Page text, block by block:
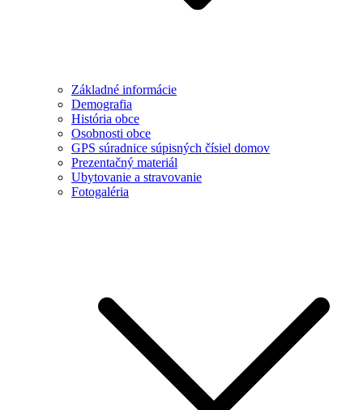
Základné informácie
Demografia
História obce
Osobnosti obce
GPS súradnice súpisných čísiel domov
Prezentačný materiál
Ubytovanie a stravovanie
Fotogaléria